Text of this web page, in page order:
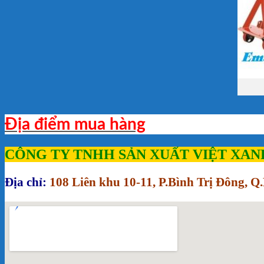
Địa điểm mua hàng
CÔNG TY TNHH SẢN XUẤT VIỆT
Địa chỉ: 108 Liên khu 10-11, P.Bình Trị Đông,